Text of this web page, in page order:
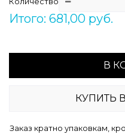
Итого: 681,00 руб.
В
КУПИТЬ
Заказ кратно упаковкам,